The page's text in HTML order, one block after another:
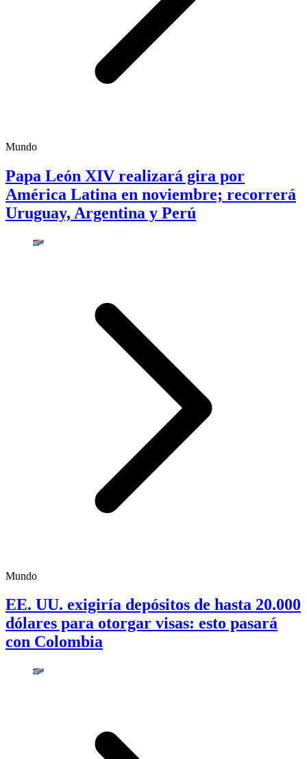
Mundo
Papa León XIV realizará gira por
América Latina en noviembre; recorrerá
Uruguay, Argentina y Perú
Mundo
EE. UU. exigiría depósitos de hasta 20.000
dólares para otorgar visas: esto pasará
con Colombia